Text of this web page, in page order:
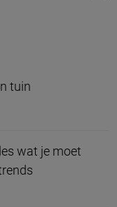
tuin
wat je moet